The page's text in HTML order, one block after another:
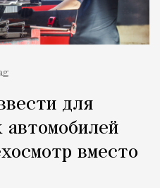
для
автомобилей
вместо